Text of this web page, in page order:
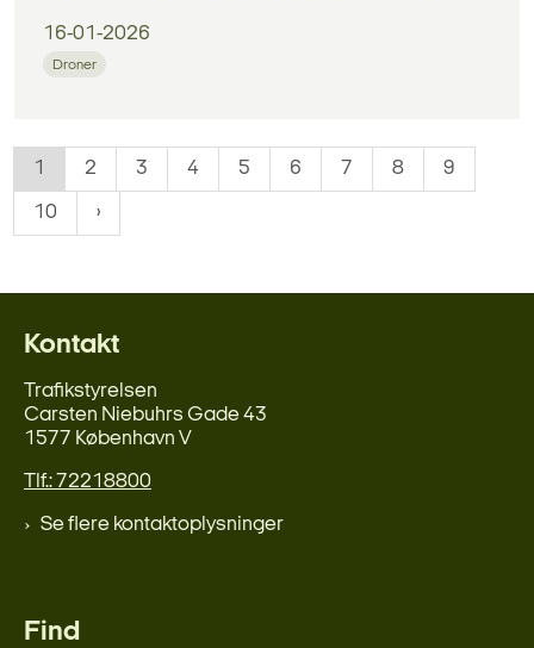
16-01-2026
Droner
1 2 3 4 5 6 7 8 9
10
Kontakt
Trafikstyrelsen
Carsten Niebuhrs Gade 43
1577 København V
Tlf.: 72218800
Se flere kontaktoplysninger
Find